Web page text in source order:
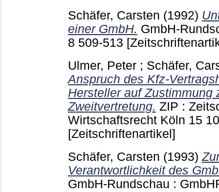
Schäfer, Carsten (1992)
einer GmbH. GmbH-
8 509-513
Ulmer, Peter ; Schäfer,
Anspruch des Kfz-
Hersteller auf Zustimmung
Zweitvertretung. ZIP :
Wirtschaftsrecht Köln 15
[Zeitschriftenartikel]
Schäfer, Carsten (1993)
Verantwortlichkeit des
GmbH-Rundschau :